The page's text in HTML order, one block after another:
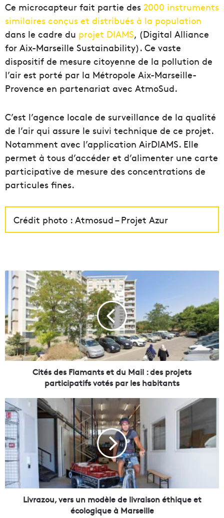
Ce microcapteur fait partie des 2000 instruments
similaires conçus et distribués à la population
dans le cadre du projet DIAMS, (Digital Alliance
for Aix-Marseille Sustainability). Ce vaste
dispositif de mesure citoyenne de la pollution de
l’air est porté par la Métropole Aix-Marseille-
Provence en partenariat avec AtmoSud.
C’est l’agence locale de surveillance de la qualité
de l’air qui assure le suivi technique de ce projet.
Notamment avec l’application AirDIAMS. Elle
permet à tous d’accéder et d’alimenter une carte
participative de mesure des concentrations de
particules fines.
Crédit photo : Atmosud – Projet Azur
s
d
e
s
F
a
n
t
s
e
t
d
u
M
Cités des Flamants et du Mail : des projets
participatifs votés par les habitants
L
i
v
r
a
z
o
u
,
Livrazou, vers un modèle de livraison éthique et
écologique à Marseille